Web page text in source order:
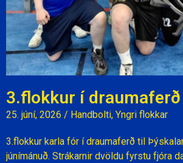
3.flokkur í draumaferð
25. júní, 2026 / Handbolti, Yngri flokkar
3.flokkur karla fór í draumaferð til
júnímánuð. Strákarnir dvöldu fyrstu fjóra